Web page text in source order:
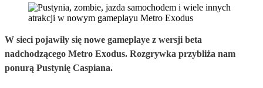
W sieci pojawiły się nowe gameplaye z wersji beta
nadchodzącego Metro Exodus. Rozgrywka przybliża nam
ponurą Pustynię Caspiana.